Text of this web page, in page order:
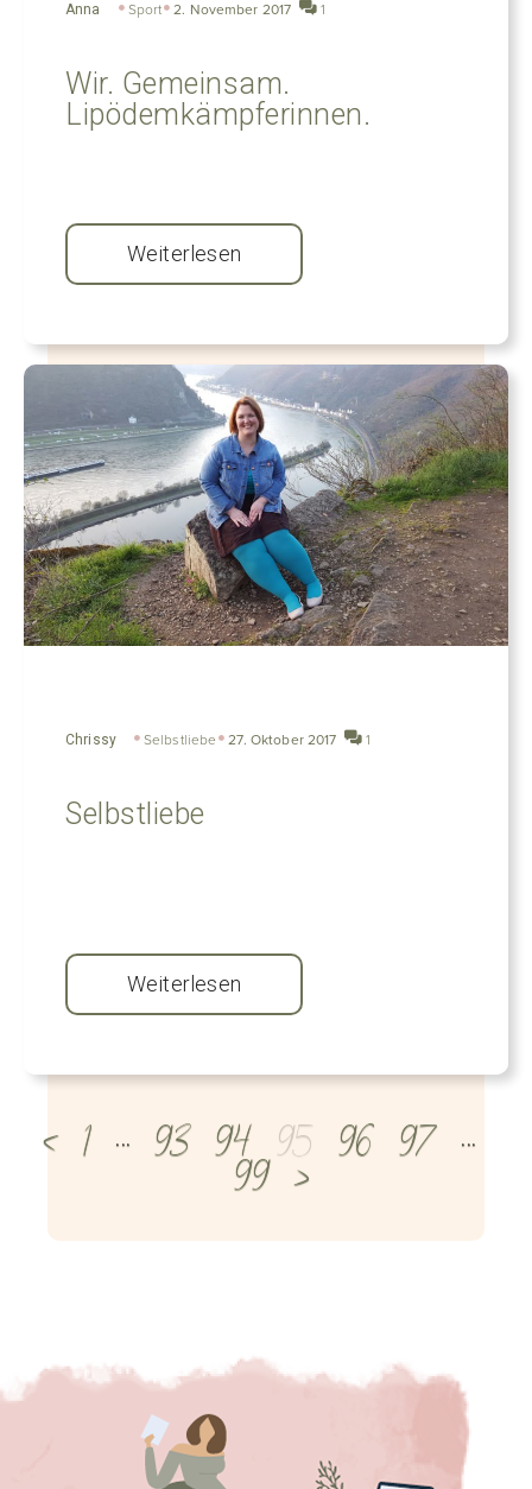
Anna Sport 2. November 2017 1
Wir. Gemeinsam.
Lipödemkämpferinnen.
Weiterlesen
Chrissy Selbstliebe 27. Oktober 2017 1
Selbstliebe
Weiterlesen
< 1 … 93 94 95 96 97 …
99 >